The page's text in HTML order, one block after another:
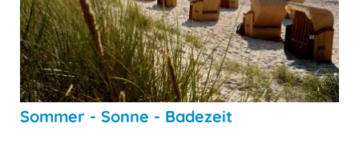
Sommer - Sonne - Badezeit